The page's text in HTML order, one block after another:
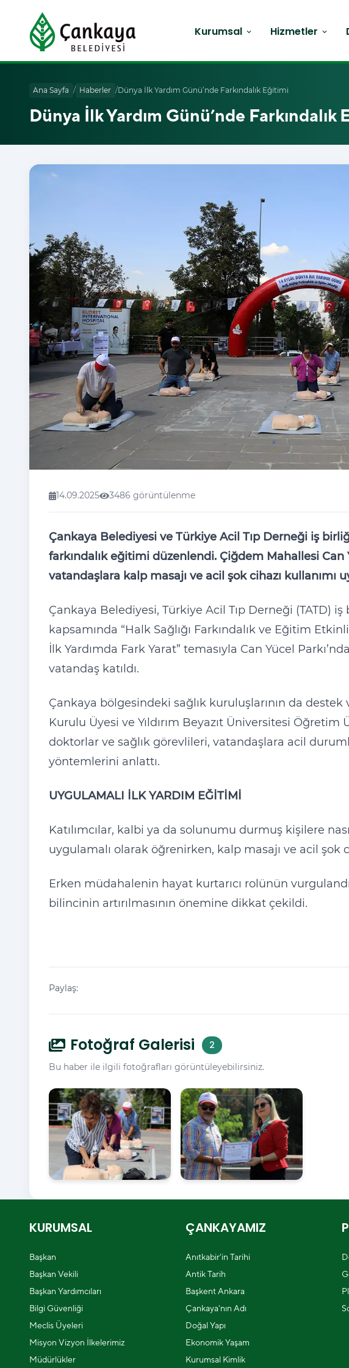
Kurumsal expand_more Hizmetler expand_more
Ana Sayfa / Haberler /Dünya İlk Yardım Günü’nde Farkındalık Eğitimi
Dünya İlk Yardım Günü’nde Farkındalık
14.09.2025 3486 görüntülenme
Çankaya Belediyesi ve Türkiye Acil Tıp Derneği iş
farkındalık eğitimi düzenlendi. Çiğdem Mahallesi
vatandaşlara kalp masajı ve acil şok cihazı kullanımı
Çankaya Belediyesi, Türkiye Acil Tıp Derneği (TATD)
kapsamında “Halk Sağlığı Farkındalık ve Eğitim
İlk Yardımda Fark Yarat” temasıyla Can Yücel
vatandaş katıldı.
Çankaya bölgesindeki sağlık kuruluşlarının da
Kurulu Üyesi ve Yıldırım Beyazıt Üniversitesi
doktorlar ve sağlık görevlileri, vatandaşlara acil
yöntemlerini anlattı.
UYGULAMALI İLK YARDIM EĞİTİMİ
Katılımcılar, kalbi ya da solunumu durmuş kişilere
uygulamalı olarak öğrenirken, kalp masajı ve acil şok
Erken müdahalenin hayat kurtarıcı rolünün
bilincinin artırılmasının önemine dikkat çekildi.
Paylaş:
Fotoğraf Galerisi 2
Bu haber ile ilgili fotoğrafları görüntüleyebilirsiniz.
KURUMSAL
Başkan
Başkan Vekili
Başkan Yardımcıları
Bilgi Güvenliği
Meclis Üyeleri
Misyon Vizyon İlkelerimiz
Müdürlükler
ÇANKAYAMIZ
Anıtkabir'in Tarihi
Antik Tarih
Başkent Ankara
Çankaya'nın Adı
Doğal Yapı
Ekonomik Yaşam
Kurumsal Kimlik